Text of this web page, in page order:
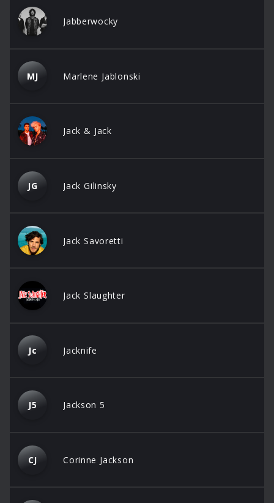
Jabberwocky
MJ Marlene Jablonski
Jack & Jack
JG Jack Gilinsky
Jack Savoretti
Jack Slaughter
Jc Jacknife
J5 Jackson 5
CJ Corinne Jackson